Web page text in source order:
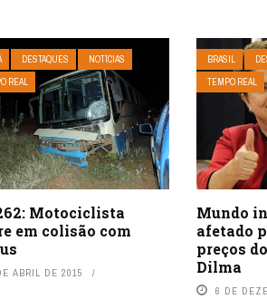
DESTAQUES
NOTÍCIAS
REAL
Motociclista
em colisão com
ABRIL DE 2015
BRASIL
TEMPO REAL
Mundo
afetado
preços
Dilma
6 DE